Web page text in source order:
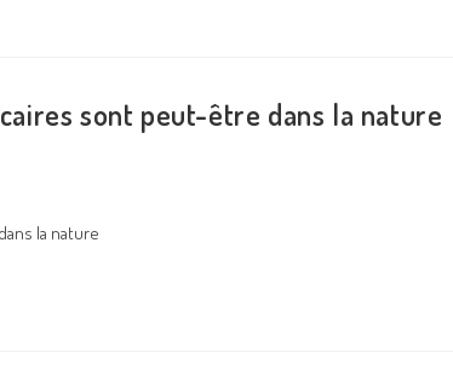
sont peut-être dans la nature
la nature